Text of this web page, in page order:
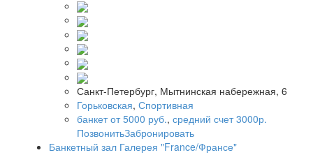
Санкт-Петербург, Мытнинская набережная, 6
Горьковская, Спортивная
банкет от 5000 руб., средний счет 3000р.
ПозвонитьЗабронировать
Банкетный зал Галерея "France/Франсе"